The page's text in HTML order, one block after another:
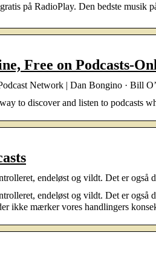
på RadioPlay. Den bedste musik
Free on Podcasts-
Network | Dan Bongino · Bill
to discover and listen to podcasts
endeløst og vildt. Det er
endeløst og vildt. Det er også
ikke mærker vores handlingers